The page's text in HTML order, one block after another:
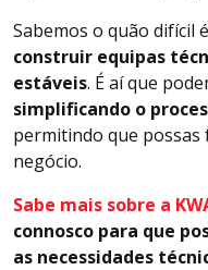
Sabemos o quão difícil
construir equipas
estáveis. É aí que
simplificando o
permitindo que
negócio.
Sabe mais sobre a
connosco para que
as necessidades